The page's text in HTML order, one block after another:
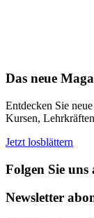
Das neue
Entdecken Sie
Kursen,
Jetzt losblättern
Folgen Sie uns
Newsletter